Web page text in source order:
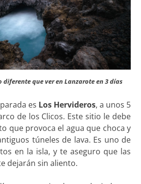
diferente que ver en Lanzarote en 3 días
es Los Hervideros, a unos 5
de los Clicos. Este sitio le debe
que provoca el agua que choca y
túneles de lava. Es uno de
en la isla, y te aseguro que las
dejarán sin aliento.